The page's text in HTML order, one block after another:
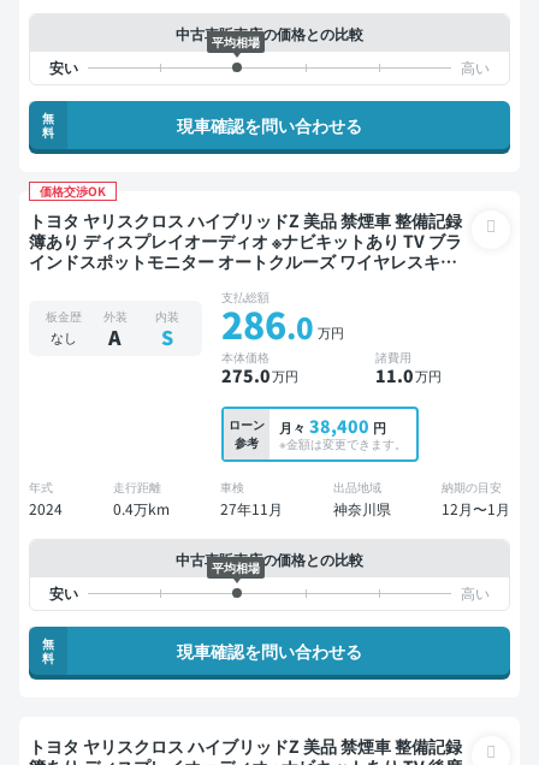
中古車販売店の価格との比較
平均相場
無
料
現車確認を問い合わせる
価格交渉OK
トヨタ ヤリスクロス ハイブリッドZ 美品 禁煙車 整備記録
簿あり ディスプレイオーディオ ※ナビキットあり TV ブラ
インドスポットモニター オートクルーズ ワイヤレスキー
板金歴
なし
外装
A
内装
S
支払総額
286.0 万円
本体価格
275.0万円
諸費用
11.0万円
ローン
参考
月々 38,400 円
※金額は変更できます。
年式
2024
走行距離
0.4万km
車検
27年11月
出品地域
神奈川県
納期の目安
12月〜1月
中古車販売店の価格との比較
平均相場
無
料
現車確認を問い合わせる
トヨタ ヤリスクロス ハイブリッドZ 美品 禁煙車 整備記録